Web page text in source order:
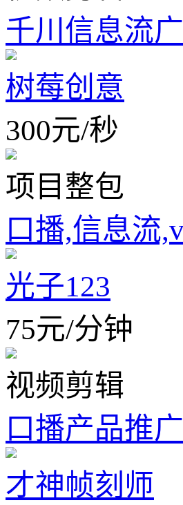
千川信息流
树莓创意
300元/秒
项目整包
口播,信息流
光子123
75元/分钟
视频剪辑
口播产品推
才神帧刻师